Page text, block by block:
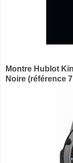
Montre Hublot
Noire (référence